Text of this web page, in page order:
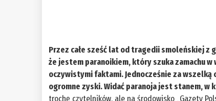
Przez całe sześć lat od tragedii smoleńskiej z
że jestem paranoikiem, który szuka zamachu
oczywistymi faktami. Jednocześnie za wszelką
ogromne zyski. Widać paranoja jest stanem, w